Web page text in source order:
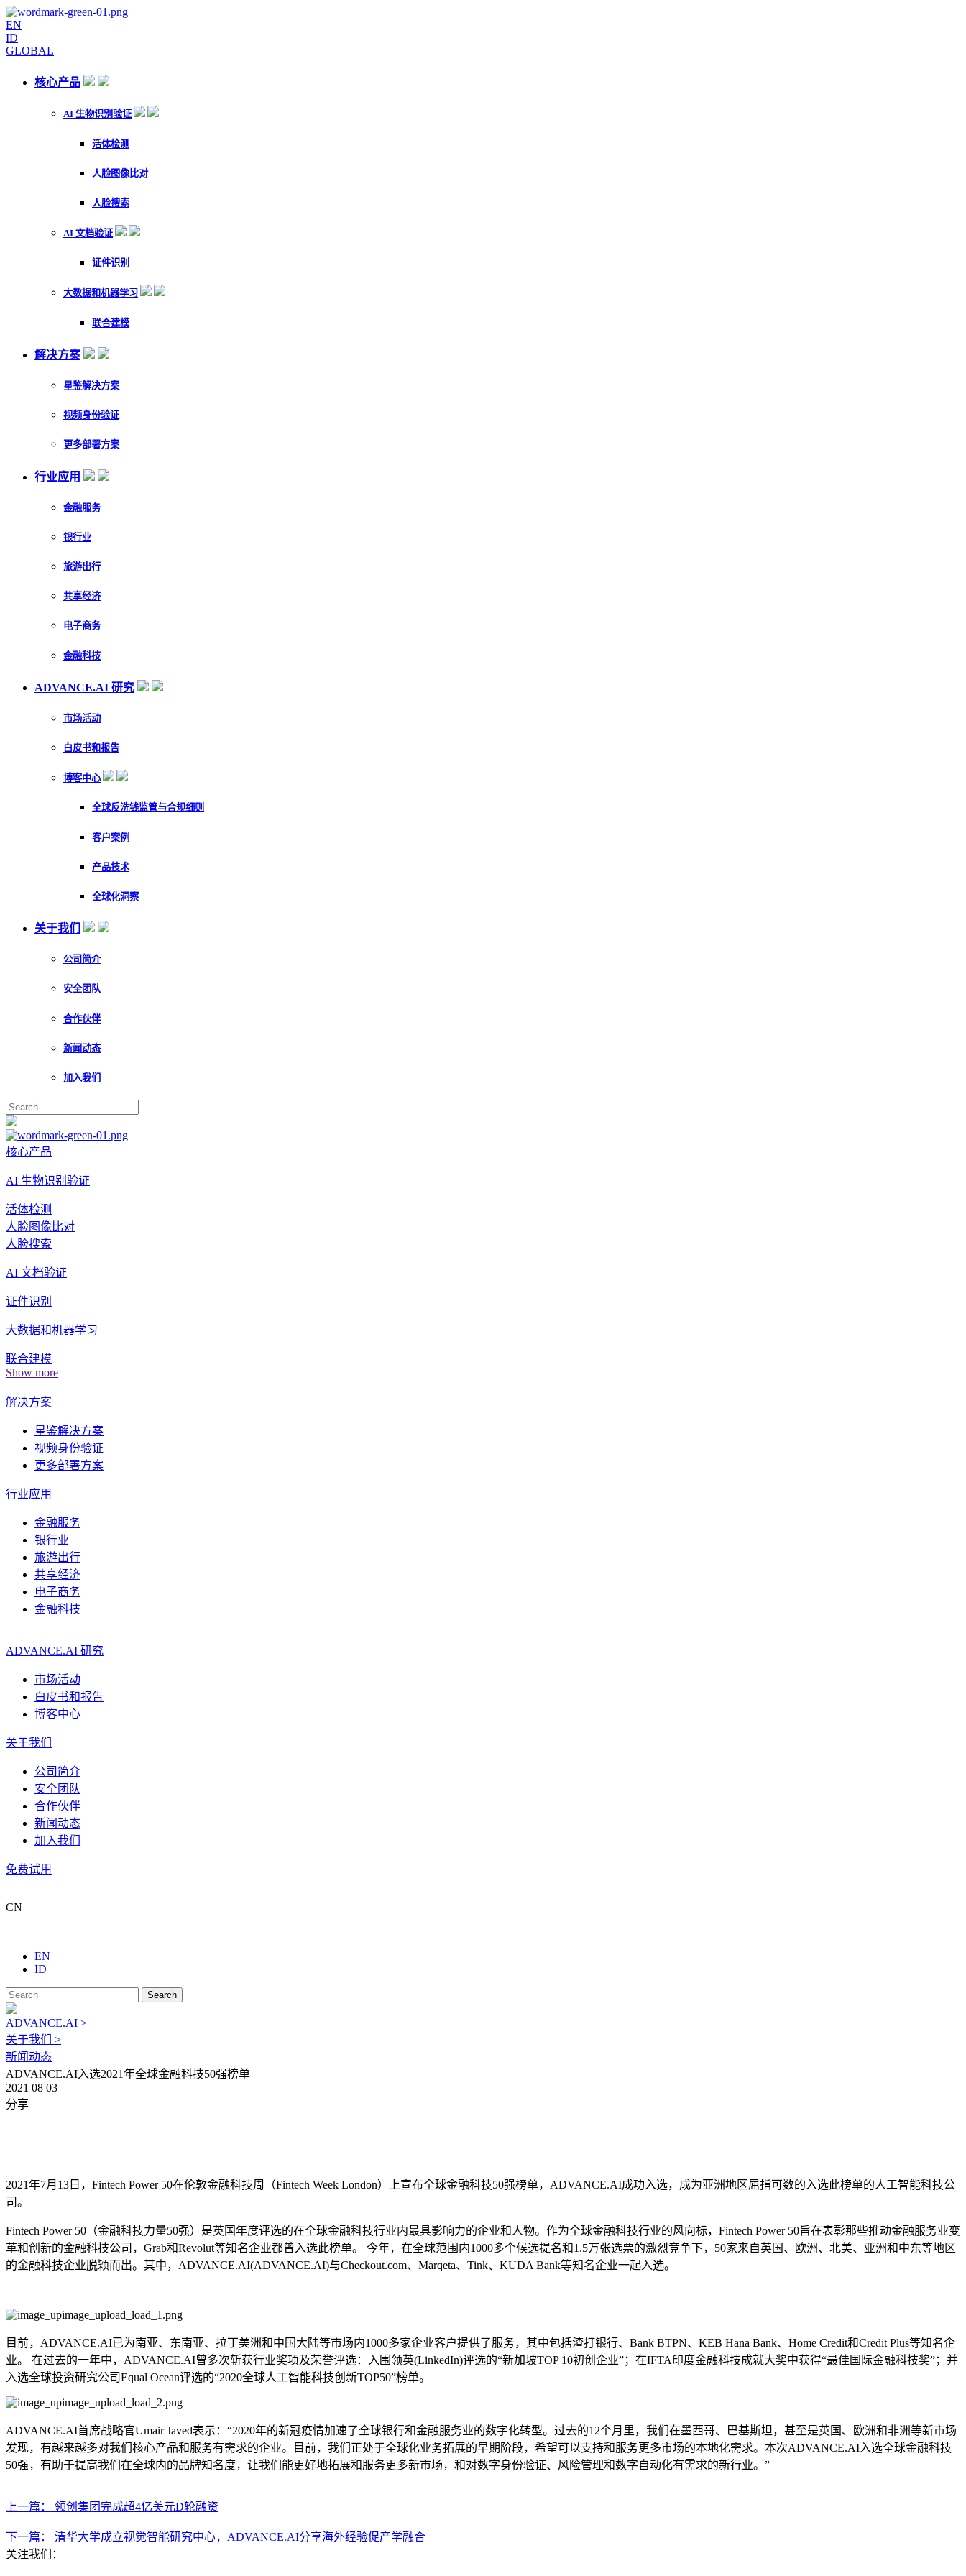
EN
ID
GLOBAL
核心产品
AI 生物识别验证
活体检测
人脸图像比对
人脸搜索
AI 文档验证
证件识别
大数据和机器学习
联合建模
解决方案
星鉴解决方案
视频身份验证
更多部署方案
行业应用
金融服务
银行业
旅游出行
共享经济
电子商务
金融科技
ADVANCE.AI 研究
市场活动
白皮书和报告
博客中心
全球反洗钱监管与合规细则
客户案例
产品技术
全球化洞察
关于我们
公司简介
安全团队
合作伙伴
新闻动态
加入我们
核心产品
AI 生物识别验证
活体检测
人脸图像比对
人脸搜索
AI 文档验证
证件识别
大数据和机器学习
联合建模
Show more
解决方案
星鉴解决方案
视频身份验证
更多部署方案
行业应用
金融服务
银行业
旅游出行
共享经济
电子商务
金融科技
ADVANCE.AI 研究
市场活动
白皮书和报告
博客中心
关于我们
公司简介
安全团队
合作伙伴
新闻动态
加入我们
免费试用
CN
EN
ID
Search
ADVANCE.AI >
关于我们 >
新闻动态
ADVANCE.AI入选2021年全球金融科技50强榜单
2021 08 03
分享
2021年7月13日，Fintech Power 50在伦敦金融科技周（Fintech Week London）上宣布全球金融科技50强榜单，ADVANCE.AI成功入选，成为亚洲地区屈指可数的入选此榜单的人工智能科技公
司。
Fintech Power 50（金融科技力量50强）是英国年度评选的在全球金融科技行业内最具影响力的企业和人物。作为全球金融科技行业的风向标，Fintech Power 50旨在表彰那些推动金融服务业变
革和创新的金融科技公司，Grab和Revolut等知名企业都曾入选此榜单。 今年，在全球范围内1000多个候选提名和1.5万张选票的激烈竞争下，50家来自英国、欧洲、北美、亚洲和中东等地区
的金融科技企业脱颖而出。其中，ADVANCE.AI(ADVANCE.AI)与Checkout.com、Marqeta、Tink、KUDA Bank等知名企业一起入选。
目前，ADVANCE.AI已为南亚、东南亚、拉丁美洲和中国大陆等市场内1000多家企业客户提供了服务，其中包括渣打银行、Bank BTPN、KEB Hana Bank、Home Credit和Credit Plus等知名企
业。 在过去的一年中，ADVANCE.AI曾多次斩获行业奖项及荣誉评选：入围领英(LinkedIn)评选的“新加坡TOP 10初创企业”；在IFTA印度金融科技成就大奖中获得“最佳国际金融科技奖”；并
入选全球投资研究公司Equal Ocean评选的“2020全球人工智能科技创新TOP50”榜单。
ADVANCE.AI首席战略官Umair Javed表示：“2020年的新冠疫情加速了全球银行和金融服务业的数字化转型。过去的12个月里，我们在墨西哥、巴基斯坦，甚至是英国、欧洲和非洲等新市场
发现，有越来越多对我们核心产品和服务有需求的企业。目前，我们正处于全球化业务拓展的早期阶段，希望可以支持和服务更多市场的本地化需求。本次ADVANCE.AI入选全球金融科技
50强，有助于提高我们在全球内的品牌知名度，让我们能更好地拓展和服务更多新市场，和对数字身份验证、风险管理和数字自动化有需求的新行业。”
上一篇： 领创集团完成超4亿美元D轮融资
下一篇： 清华大学成立视觉智能研究中心，ADVANCE.AI分享海外经验促产学融合
关注我们：